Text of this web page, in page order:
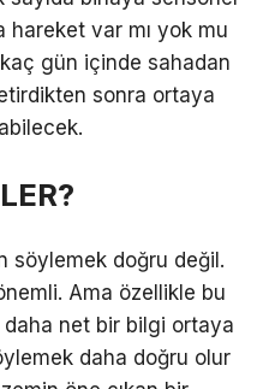
var mı yok mu
gün içinde sahadan
sonra ortaya
söylemek doğru değil.
Ama özellikle bu
net bir bilgi ortaya
daha doğru olur